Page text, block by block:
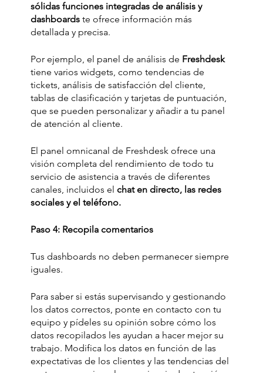
sólidas funciones integradas de análisis y
dashboards te ofrece información más
detallada y precisa.
Por ejemplo, el panel de análisis de Freshdesk
tiene varios widgets, como tendencias de
tickets, análisis de satisfacción del cliente,
tablas de clasificación y tarjetas de puntuación,
que se pueden personalizar y añadir a tu panel
de atención al cliente.
El panel omnicanal de Freshdesk ofrece una
visión completa del rendimiento de todo tu
servicio de asistencia a través de diferentes
canales, incluidos el chat en directo, las redes
sociales y el teléfono.
Paso 4: Recopila comentarios
Tus dashboards no deben permanecer siempre
iguales.
Para saber si estás supervisando y gestionando
los datos correctos, ponte en contacto con tu
equipo y pídeles su opinión sobre cómo los
datos recopilados les ayudan a hacer mejor su
trabajo. Modifica los datos en función de las
expectativas de los clientes y las tendencias del